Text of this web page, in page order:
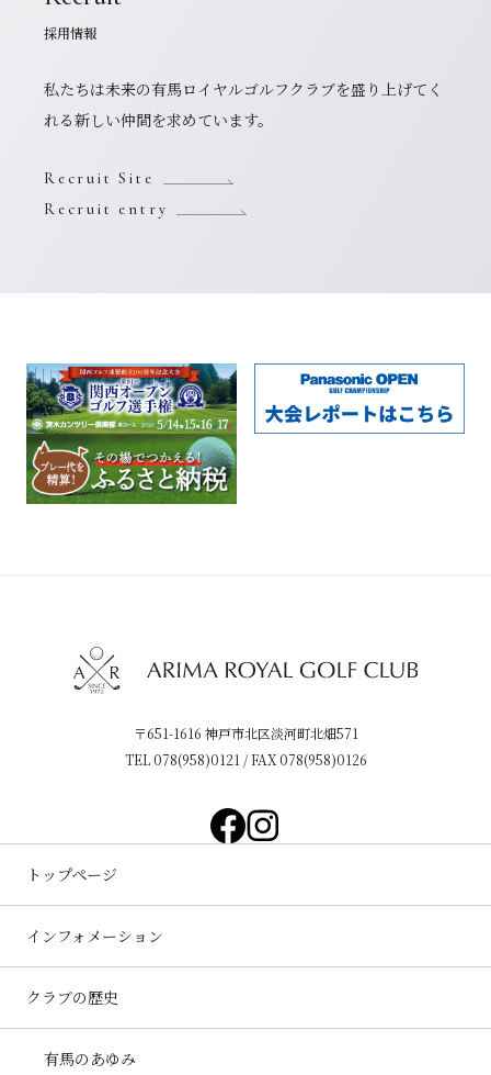
採用情報
私たちは未来の有馬ロイヤルゴルフクラブを盛り上げてく
れる新しい仲間を求めています。
Recruit Site
Recruit entry
〒651-1616 神戸市北区淡河町北畑571
TEL 078(958)0121 / FAX 078(958)0126
トップページ
インフォメーション
クラブの歴史
有馬のあゆみ